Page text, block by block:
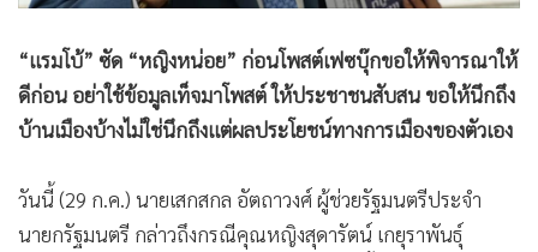
• เศรษฐกิจ-ธุรกิจ
• จีน
• ชุมชน-คุณภาพชีวิต
• อาชญากรรม
• เกม
• วิทยาศาสตร์
“แรมโบ้” ซัด “หญิงหน่อย” ก่อนโพสต์เฟซบุ๊กขอให้พิจารณาให้
ดีก่อน อย่าใช้ข้อมูลเท็จมาโพสต์ ให้ประชาชนสับสน ขอให้นึกถึง
บ้านเมืองบ้างไม่ใช่นึกถึงแต่ผลประโยชน์ทางการเมืองของตัวเอง
วันนี้ (29 ก.ค.) นายเสกสกล อัตถาวงศ์ ผู้ช่วยรัฐมนตรีประจำ
นายกรัฐมนตรี กล่าวถึงกรณีคุณหญิงสุดารัตน์ เกยุราพันธุ์